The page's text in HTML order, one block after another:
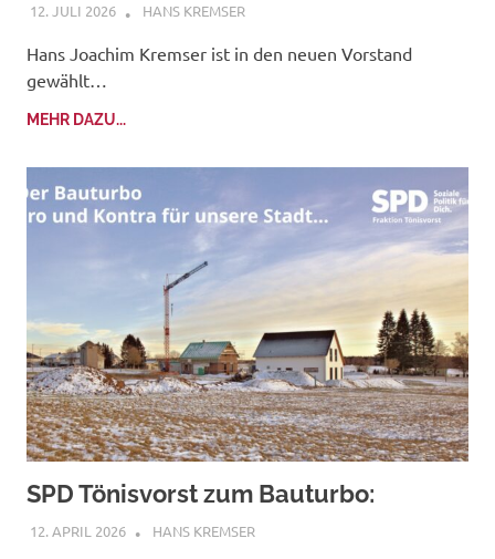
12. JULI 2026 HANS KREMSER
Hans Joachim Kremser ist in den neuen Vorstand
gewählt…
MEHR DAZU...
SPD Tönisvorst zum Bauturbo:
12. APRIL 2026 HANS KREMSER